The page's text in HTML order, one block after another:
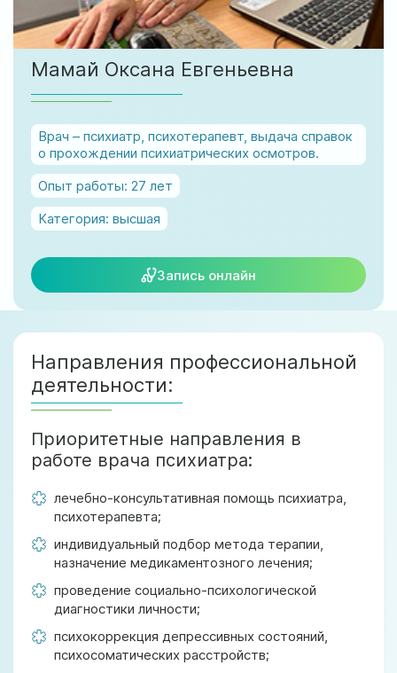
Расположение:
ул. Соборная, 128/1, г. Ирпень
Сб: 8:00-18:00
Вс: 9:00-17:00
official@test.test.vesta-med.com
Мы в соц. сетях
Мамай Оксана Евгеньевна
Врач – психиатр, психотерапевт, выдача справок
о прохождении психиатрических осмотров.
Опыт работы: 27 лет
Категория: высшая
Запись онлайн
Направления профессиональной
деятельности:
Приоритетные направления в
работе врача психиатра:
лечебно-консультативная помощь психиатра,
психотерапевта;
индивидуальный подбор метода терапии,
назначение медикаментозного лечения;
проведение социально-психологической
диагностики личности;
психокоррекция депрессивных состояний,
психосоматических расстройств;